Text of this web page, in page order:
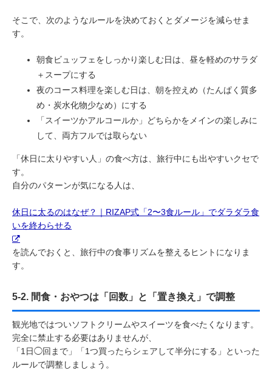
そこで、次のようなルールを決めておくとダメージを減らせま
す。
朝食ビュッフェをしっかり楽しむ日は、昼を軽めのサラダ
＋スープにする
夜のコース料理を楽しむ日は、朝を控えめ（たんぱく質多
め・炭水化物少なめ）にする
「スイーツかアルコールか」どちらかをメインの楽しみに
して、両方フルでは取らない
「休日に太りやすい人」の食べ方は、旅行中にも出やすいクセで
す。
自分のパターンが気になる人は、
休日に太るのはなぜ？｜RIZAP式「2〜3食ルール」でダラダラ食
いを終わらせる
を読んでおくと、旅行中の食事リズムを整えるヒントになりま
す。
5-2. 間食・おやつは「回数」と「置き換え」で調整
観光地ではついソフトクリームやスイーツを食べたくなります。
完全に禁止する必要はありませんが、
「1日◯回まで」「1つ買ったらシェアして半分にする」といった
ルールで調整しましょう。